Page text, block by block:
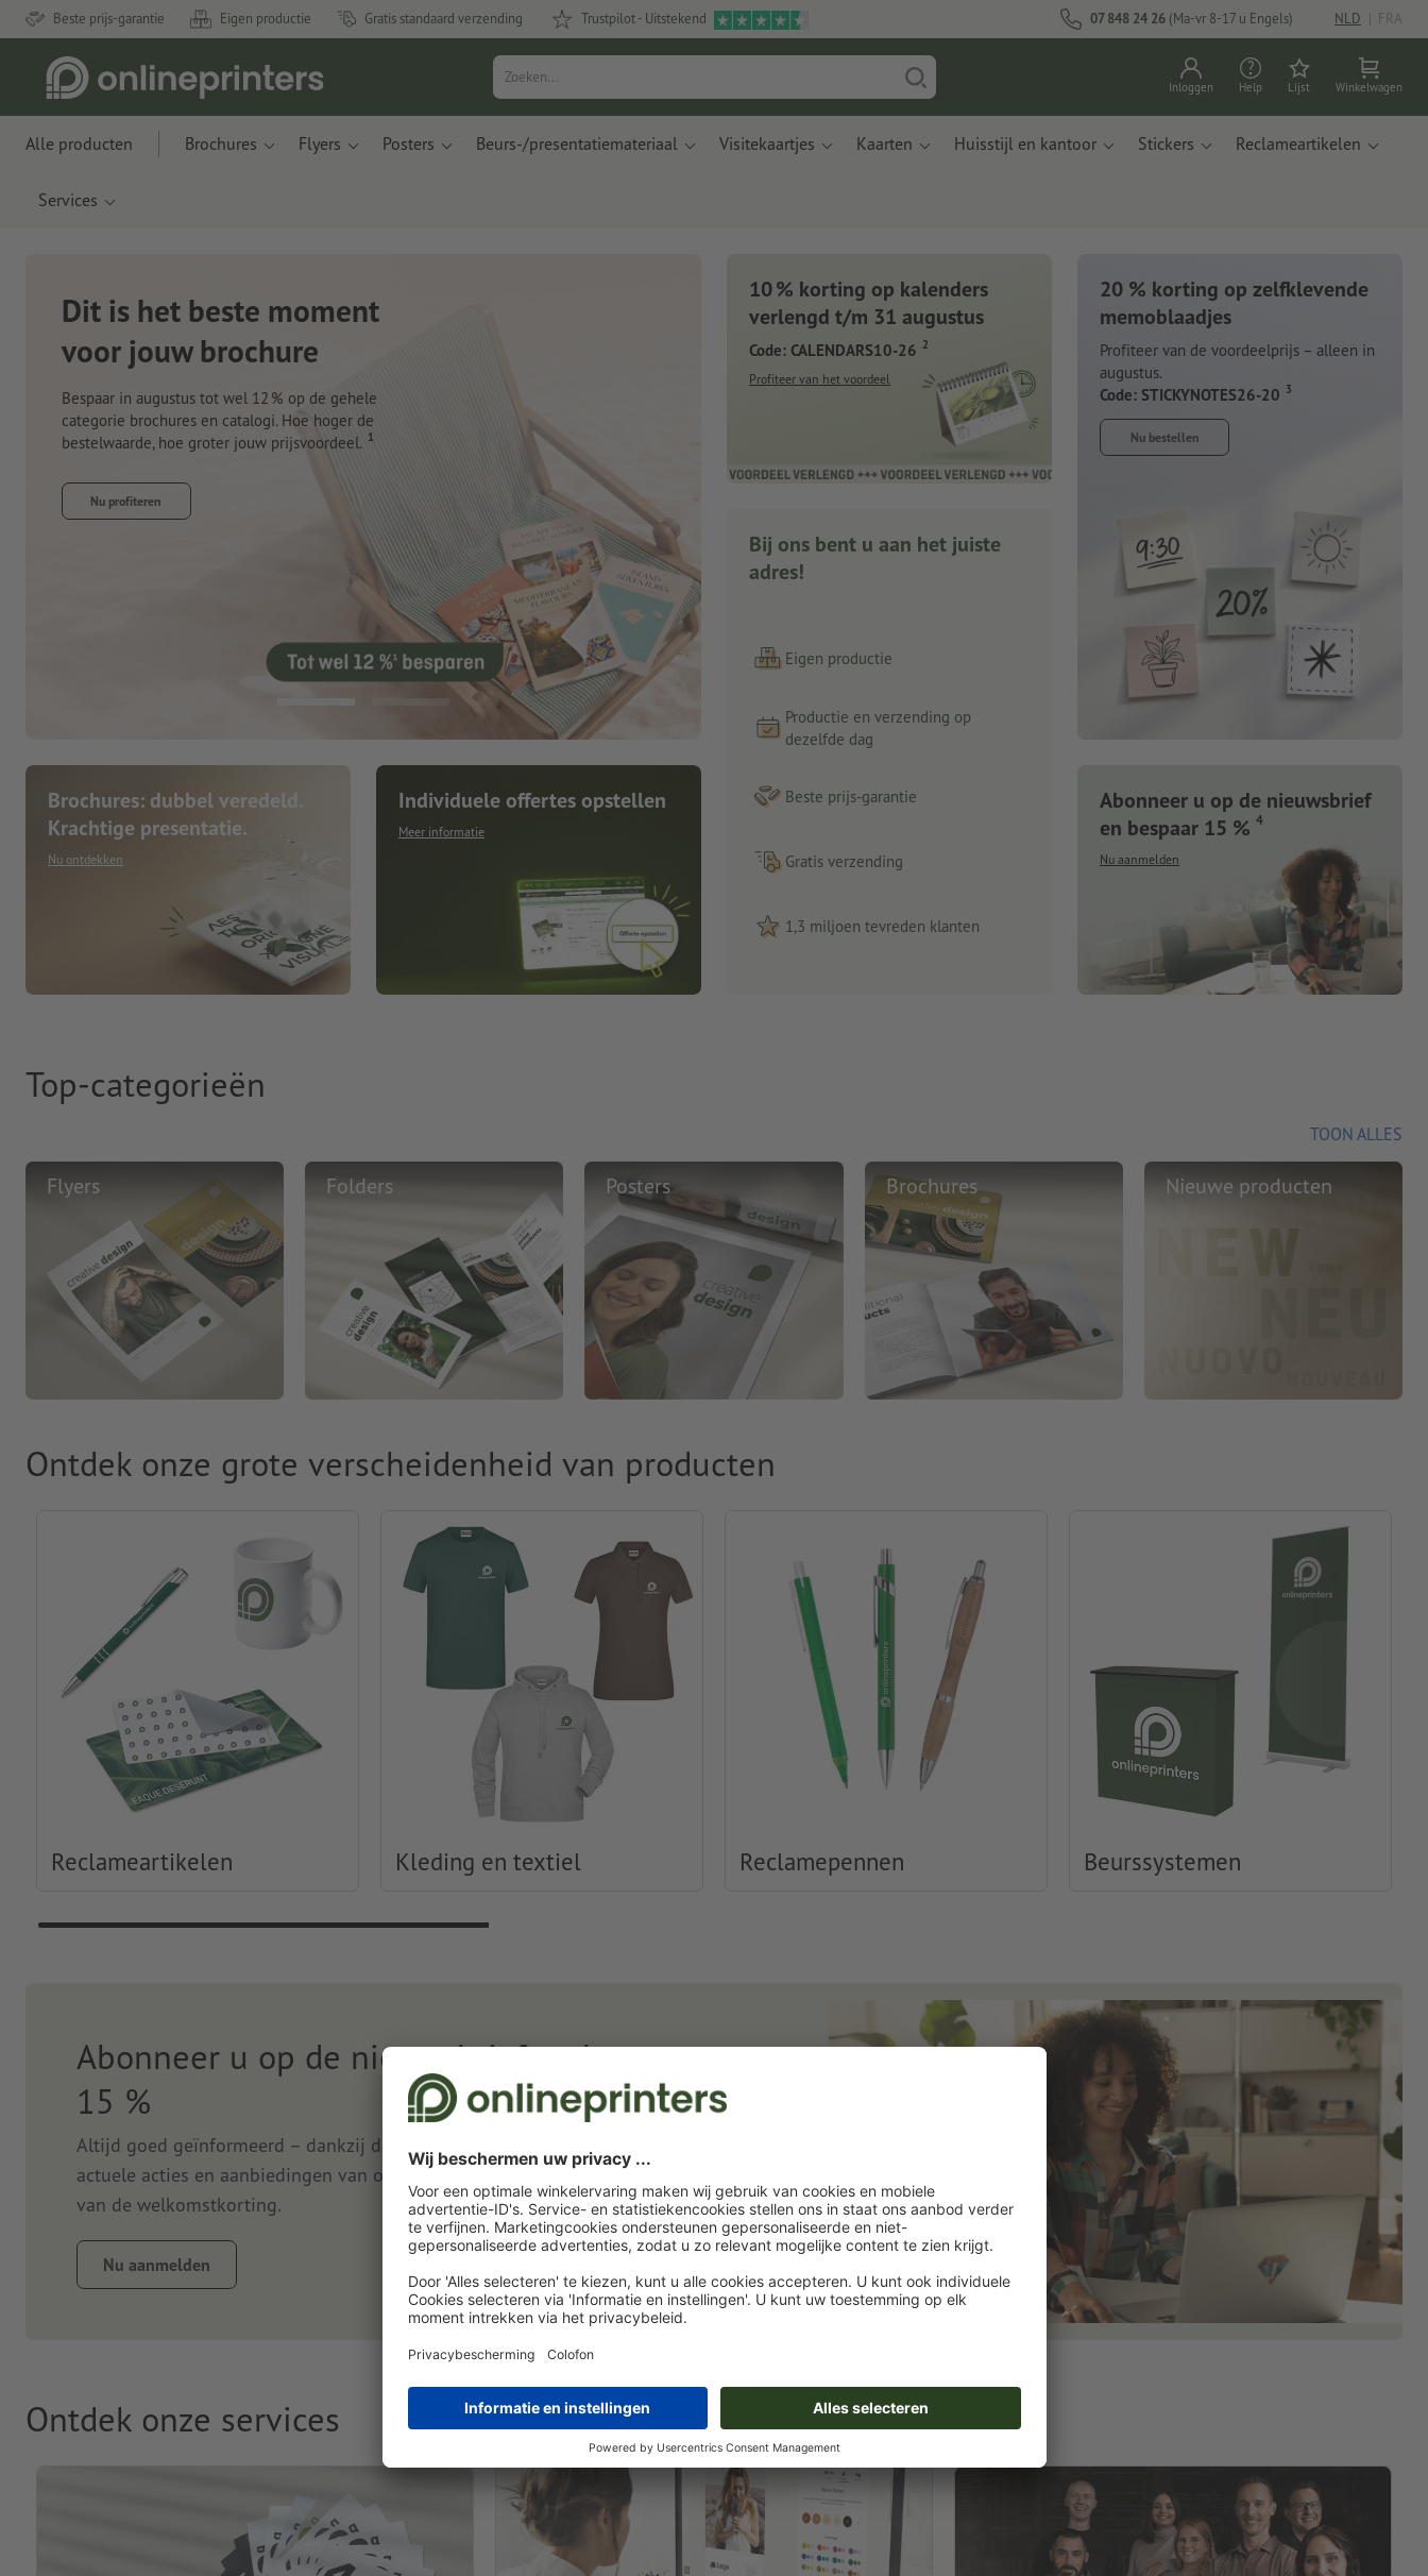
Beste prijs-garantie Eigen productie Gratis standaard verzending Trustpilot - Uitstekend 07 848 24 26 (Ma-vr 8-17 u Engels) NLD | FRA
Inloggen Help Lijst Winkelwagen
Alle producten Brochures Flyers Posters Beurs-/presentatiemateriaal Visitekaartjes Kaarten Huisstijl en kantoor Stickers Reclameartikelen
Services
Nieuwe notitieboeken
Met innovatieve materialen gemaakt van appelresten
Nu bestellen
Brochures: dubbel veredeld.
Krachtige presentatie.
Nu ontdekken
Individuele offertes opstellen
Meer informatie
10 % korting op kalenders
verlengd t/m 31 augustus
Code: CALENDARS10-26 2
Profiteer van het voordeel
Bij ons bent u aan het juiste
adres!
Eigen productie
Productie en verzending op
dezelfde dag
Beste prijs-garantie
Gratis verzending
1,3 miljoen tevreden klanten
20 % korting op zelfklevende
memoblaadjes
Profiteer van de voordeelprijs – alleen in
augustus.
Code: STICKYNOTES26-20 3
Nu bestellen
Abonneer u op de nieuwsbrief
en bespaar 15 % 4
Nu aanmelden
Top-categorieën
TOON ALLES
Flyers Folders Posters Brochures Nieuwe producten
Ontdek onze grote verscheidenheid van producten
Reclameartikelen Kleding en textiel Reclamepennen Beurssystemen
Abonneer u op de nieuwsbrief en bespaar
15 %
Altijd goed geïnformeerd – dankzij de nieuwsbrief. Wij houden u op de hoogte van
actuele acties en aanbiedingen van onze onlinedrukkerij. Abonneer u nu en profiteer
van de welkomstkorting.
Nu aanmelden
Ontdek onze services